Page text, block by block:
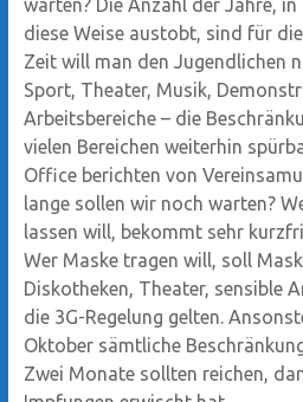
warten? Die Anzahl der Jahre,
diese Weise austobt, sind für
Zeit will man den Jugendlichen
Sport, Theater, Musik,
Arbeitsbereiche – die
vielen Bereichen weiterhin
Office berichten von
lange sollen wir noch warten?
lassen will, bekommt sehr
Wer Maske tragen will, soll
Diskotheken, Theater, sensible
die 3G-Regelung gelten.
Oktober sämtliche
Zwei Monate sollten reichen,